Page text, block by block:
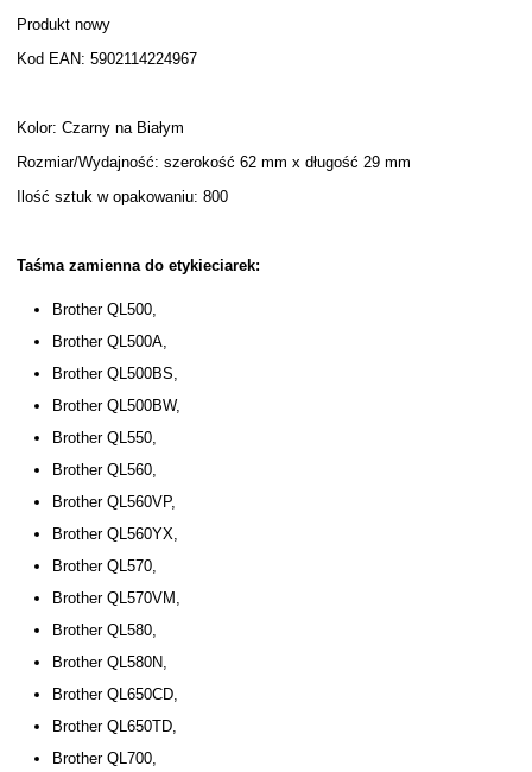
Produkt nowy
Kod EAN: 5902114224967
Kolor: Czarny na Białym
Rozmiar/Wydajność: szerokość 62 mm x długość 29 mm
Ilość sztuk w opakowaniu: 800
Taśma zamienna do etykieciarek:
Brother QL500,
Brother QL500A,
Brother QL500BS,
Brother QL500BW,
Brother QL550,
Brother QL560,
Brother QL560VP,
Brother QL560YX,
Brother QL570,
Brother QL570VM,
Brother QL580,
Brother QL580N,
Brother QL650CD,
Brother QL650TD,
Brother QL700,